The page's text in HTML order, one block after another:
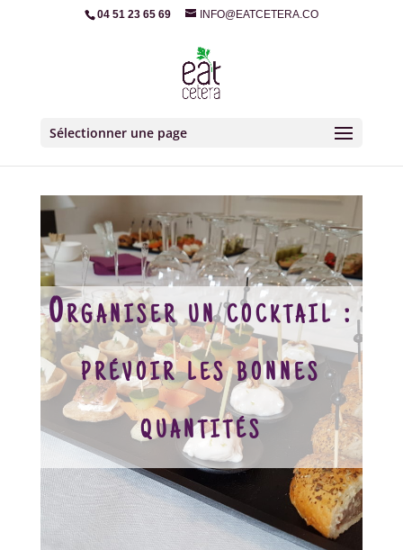
04 51 23 65 69 INFO@EATCETERA.CO
Sélectionner une page
Organiser un cocktail :
prévoir les bonnes
quantités